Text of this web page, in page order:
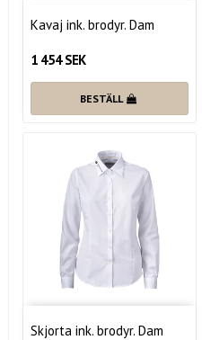
Kavaj ink. brodyr. Dam
1 454 SEK
BESTÄLL
Skjorta ink. brodyr. Dam